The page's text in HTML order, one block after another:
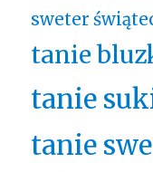
sweter
tanie
tanie
tanie